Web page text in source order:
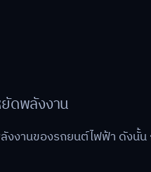
ดพลังงาน
งานของรถยนต์ไฟฟ้า ดังนั้